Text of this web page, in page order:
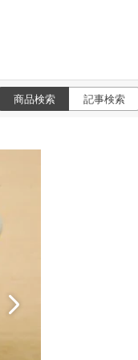
商品検索 記事検索